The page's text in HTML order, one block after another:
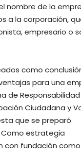
nombre de la
a la corporación,
empresario o
como
para una
de Responsabilidad
Ciudadana y
que se preparó
estrategia
fundación